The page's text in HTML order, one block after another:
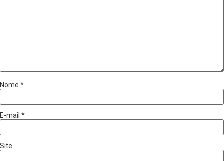
Nome *
E-mail *
Site